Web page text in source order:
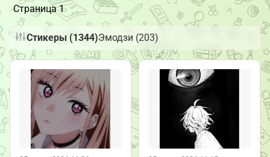
Страница 1
Стикеры (1344)Эмодзи (203)